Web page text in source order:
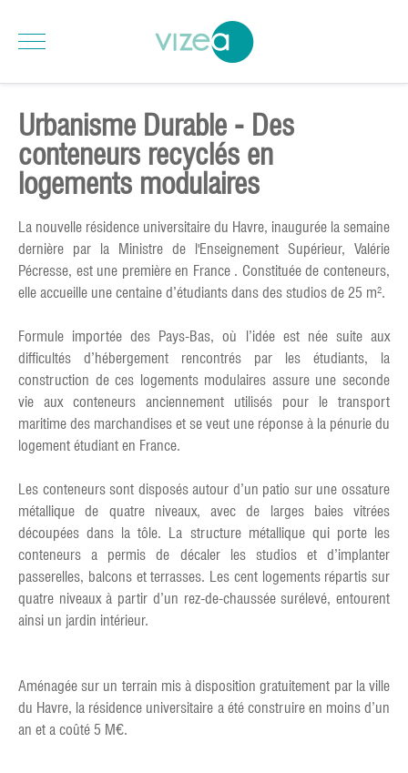
Urbanisme Durable - Des
conteneurs recyclés en
logements modulaires
La nouvelle résidence universitaire du Havre, inaugurée la semaine
dernière par la Ministre de l'Enseignement Supérieur, Valérie
Pécresse, est une première en France . Constituée de conteneurs,
elle accueille une centaine d’étudiants dans des studios de 25 m².
Formule importée des Pays-Bas, où l’idée est née suite aux
difficultés d’hébergement rencontrés par les étudiants, la
construction de ces logements modulaires assure une seconde
vie aux conteneurs anciennement utilisés pour le transport
maritime des marchandises et se veut une réponse à la pénurie du
logement étudiant en France.
Les conteneurs sont disposés autour d’un patio sur une ossature
métallique de quatre niveaux, avec de larges baies vitrées
découpées dans la tôle. La structure métallique qui porte les
conteneurs a permis de décaler les studios et d’implanter
passerelles, balcons et terrasses. Les cent logements répartis sur
quatre niveaux à partir d’un rez-de-chaussée surélevé, entourent
ainsi un jardin intérieur.
Aménagée sur un terrain mis à disposition gratuitement par la ville
du Havre, la résidence universitaire a été construire en moins d’un
an et a coûté 5 M€.